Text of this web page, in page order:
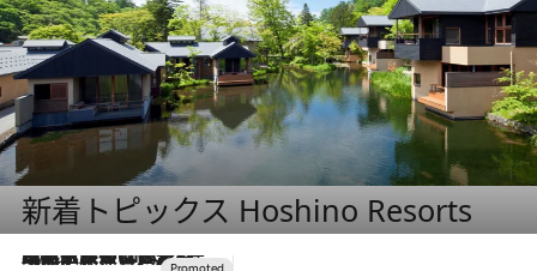
新着トピックス Hoshino Resorts
2026.7.31
【ホテル帰省】という選択肢をOMOが提案。家族とほどよい距離を保つには「昼は実家、夜は気兼ねなくホテルで！」